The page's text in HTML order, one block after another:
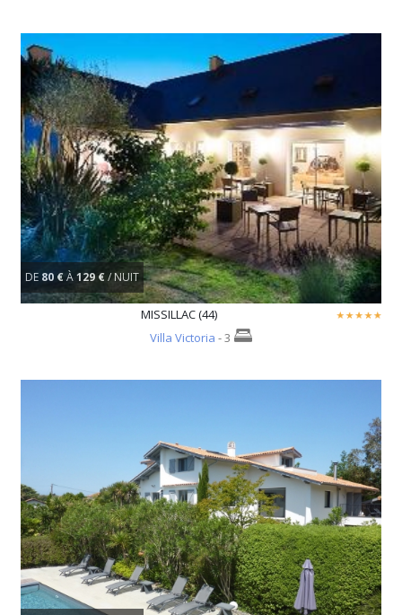
DE 80 €À129 €/ NUIT
MISSILLAC (44)
Villa Victoria - 3